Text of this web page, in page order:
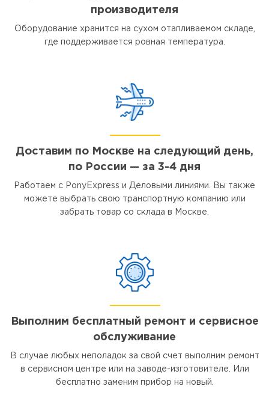
производителя
Оборудование хранится на сухом отапливаемом складе,
где поддерживается ровная температура.
Доставим по Москве на следующий день,
по России — за 3-4 дня
Работаем с PonyExpress и Деловыми линиями. Вы также
можете выбрать свою транспортную компанию или
забрать товар со склада в Москве.
Выполним бесплатный ремонт и сервисное
обслуживание
В случае любых неполадок за свой счет выполним ремонт
в сервисном центре или на заводе-изготовителе. Или
бесплатно заменим прибор на новый.